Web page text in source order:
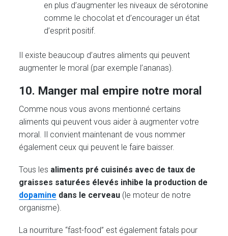
en plus d’augmenter les niveaux de sérotonine
comme le chocolat et d’encourager un état
d’esprit positif.
Il existe beaucoup d’autres aliments qui peuvent
augmenter le moral (par exemple l’ananas).
10. Manger mal empire notre moral
Comme nous vous avons mentionné certains
aliments qui peuvent vous aider à augmenter votre
moral. Il convient maintenant de vous nommer
également ceux qui peuvent le faire baisser.
Tous les aliments pré cuisinés avec de taux de
graisses saturées élevés inhibe la production de
dopamine dans le cerveau (le moteur de notre
organisme).
La nourriture “fast-food” est également fatals pour